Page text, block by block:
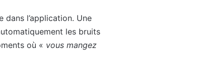
dans l’application. Une
les bruits
où « vous mangez